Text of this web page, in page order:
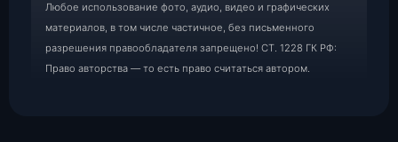
Любое использование фото, аудио, видео и графических
материалов, в том числе частичное, без письменного
разрешения правообладателя запрещено! СТ. 1228 ГК РФ:
Право авторства — то есть право считаться автором.